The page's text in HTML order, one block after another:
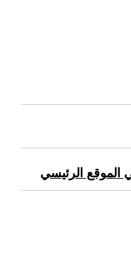
الموقع الرئيسي